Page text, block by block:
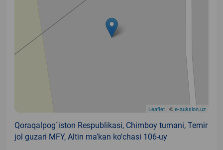
Leaflet | ©e-auksion.uz
Qoraqalpog`iston Respublikasi, Chimboy tumani, Temir
jol guzari MFY, Altin ma'kan ko'chasi 106-uy